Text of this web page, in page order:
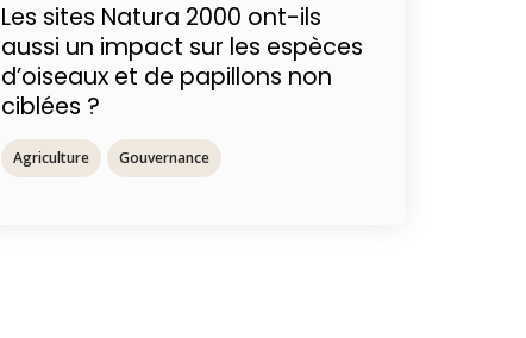
Les sites Natura 2000 ont-ils
aussi un impact sur les espèces
d’oiseaux et de papillons non
ciblées ?
Agriculture Gouvernance